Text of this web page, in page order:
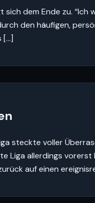
dem Ende zu.
den häufigen,
[…]
steckte voller
Liga allerdings
auf einen